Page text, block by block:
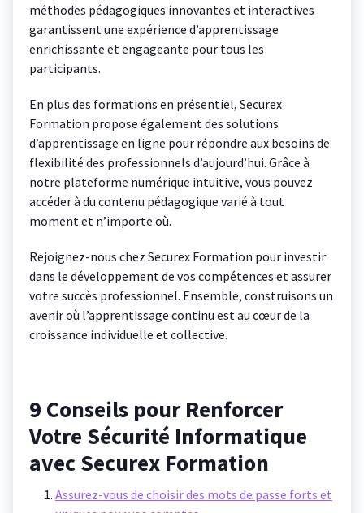
méthodes pédagogiques innovantes et interactives
garantissent une expérience d’apprentissage
enrichissante et engageante pour tous les
participants.
En plus des formations en présentiel, Securex
Formation propose également des solutions
d’apprentissage en ligne pour répondre aux besoins de
flexibilité des professionnels d’aujourd’hui. Grâce à
notre plateforme numérique intuitive, vous pouvez
accéder à du contenu pédagogique varié à tout
moment et n’importe où.
Rejoignez-nous chez Securex Formation pour investir
dans le développement de vos compétences et assurer
votre succès professionnel. Ensemble, construisons un
avenir où l’apprentissage continu est au cœur de la
croissance individuelle et collective.
9 Conseils pour Renforcer
Votre Sécurité Informatique
avec Securex Formation
Assurez-vous de choisir des mots de passe forts et